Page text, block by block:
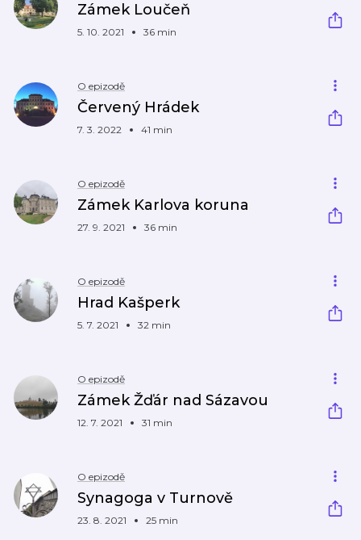
Zámek Loučeň
5. 10. 2021 36 min
O epizodě
Červený Hrádek
7. 3. 2022 41 min
O epizodě
Zámek Karlova koruna
27. 9. 2021 36 min
O epizodě
Hrad Kašperk
5. 7. 2021 32 min
O epizodě
Zámek Žďár nad Sázavou
12. 7. 2021 31 min
O epizodě
Synagoga v Turnově
23. 8. 2021 25 min